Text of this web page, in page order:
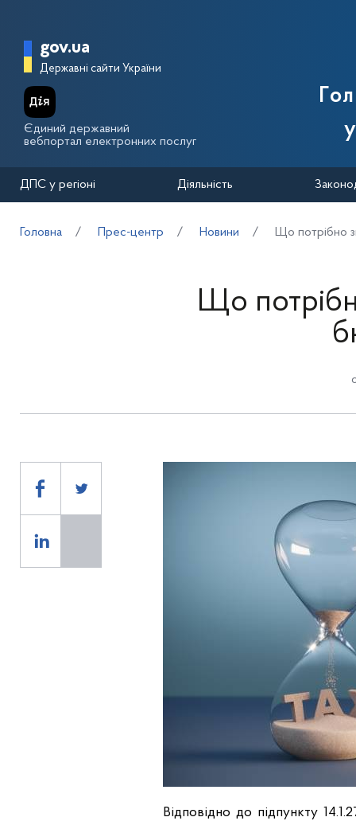
Головна сторінка Державної
gov.ua
Державні сайти України
Єдиний державний
вебпортал електронних послуг
ДПС у регіоні Діяльність
Головна Прес-центр Новини Що потрібно
Що
Відповідно до підпункту